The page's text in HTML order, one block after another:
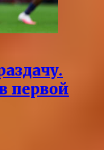
первой